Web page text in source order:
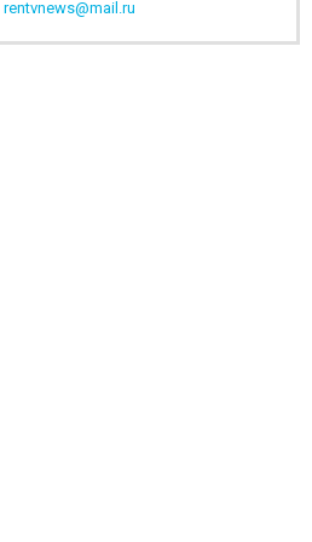
rentvnews@mail.ru